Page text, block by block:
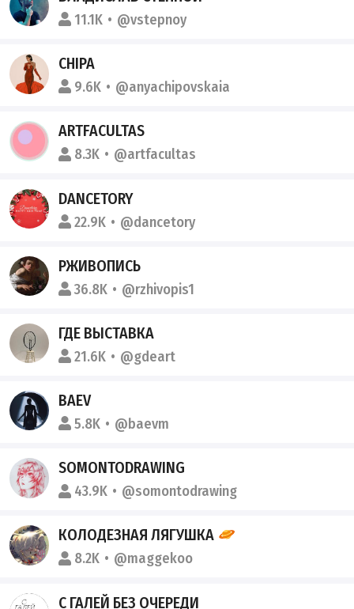
11.1K @vstepnoy
CHIPA
9.6K @anyachipovskaia
ARTFACULTAS
8.3K @artfacultas
DANCETORY
22.9K @dancetory
РЖИВОПИСЬ
36.8K @rzhivopis1
ГДЕ ВЫСТАВКА
21.6K @gdeart
BAEV
5.8K @baevm
SOMONTODRAWING
43.9K @somontodrawing
КОЛОДЕЗНАЯ ЛЯГУШКА
8.2K @maggekoo
С ГАЛЕЙ БЕЗ ОЧЕРЕДИ